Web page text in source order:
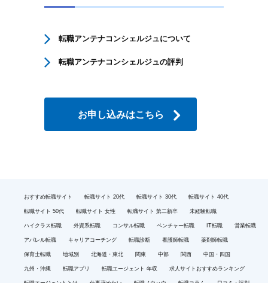
転職アンテナコンシェルジュについて
転職アンテナコンシェルジュの評判
お申し込みはこちら
おすすめ転職サイト 転職サイト 20代 転職サイト 30代 転職サイト 40代
転職サイト 50代 転職サイト 女性 転職サイト 第二新卒 未経験転職
ハイクラス転職 外資系転職 コンサル転職 ベンチャー転職 IT転職 営業転職
アパレル転職 キャリアコーチング 転職診断 看護師転職 薬剤師転職
保育士転職 地域別 北海道・東北 関東 中部 関西 中国・四国
九州・沖縄 転職アプリ 転職エージェント 年収 求人サイトおすすめランキング